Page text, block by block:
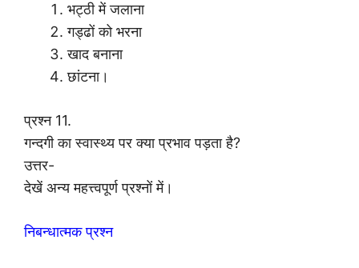
भट्ठी में जलाना
गड्ढों को भरना
खाद बनाना
छांटना।
प्रश्न 11.
गन्दगी का स्वास्थ्य पर क्या प्रभाव पड़ता है?
उत्तर-
देखें अन्य महत्त्वपूर्ण प्रश्नों में।
निबन्धात्मक प्रश्न